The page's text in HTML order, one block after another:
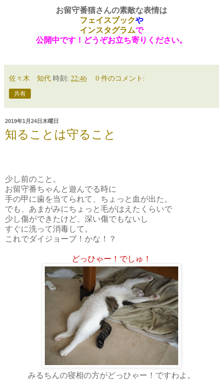
お留守番猫さんの素敵な表情は
フェイスブックや
インスタグラムで
公開中です！どうぞお立ち寄りください。
佐々木 知代 時刻: 22:46 0 件のコメント:
共有
2019年1月24日木曜日
知ることは守ること
少し前のこと。
お留守番ちゃんと遊んでる時に
手の甲に歯を当てられて、ちょっと血が出た。
でも、あまがみにちょっと毛がはえたくらいで
少し傷ができたけど、深い傷でもないし
すぐに洗って消毒して。
これでダイジョーブ！かな！？
どっひゃー！でしゅ！
みるちんの寝相の方がどっひゃー！ですわよ。